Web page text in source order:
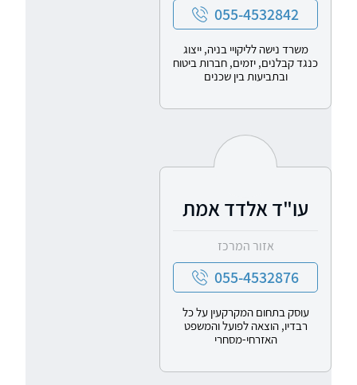
055-4532842
משרד נישה לליקויי בניה, ייצוג
כנגד קבלנים, יזמים, חברות ביטוח
ובתביעות בין שכנים
עו"ד אלדד אמת
אזור המרכז
055-4532876
עוסק בתחום המקרקעין על כל
רבדיו, הוצאה לפועל והמשפט
האזרחי-מסחרי